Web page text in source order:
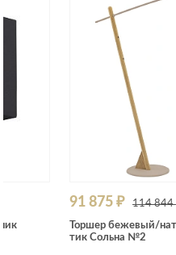
91 875 ₽ 114 844
Торшер бежевый/
тик Сольна №2